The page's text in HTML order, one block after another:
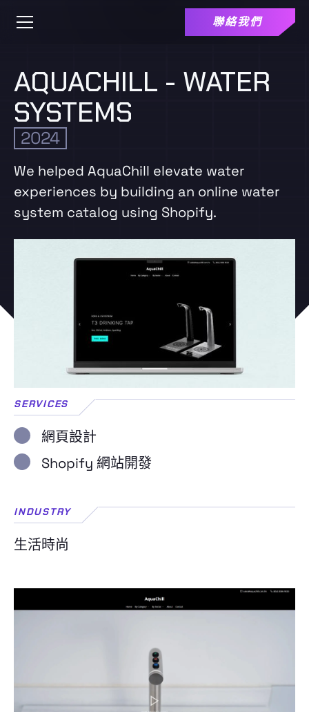
聯絡我們
AQUACHILL - WATER
SYSTEMS
2024
We helped AquaChill elevate water
experiences by building an online water
system catalog using Shopify.
SERVICES
網頁設計
Shopify 網站開發
INDUSTRY
生活時尚